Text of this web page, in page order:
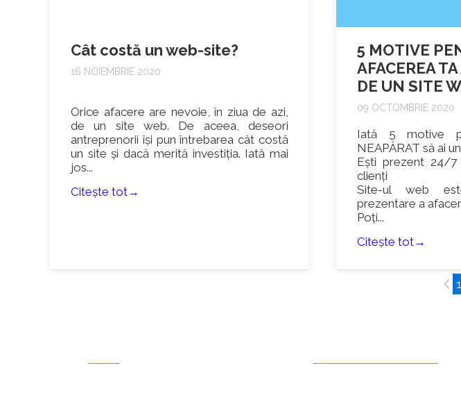
Cât costă un web-site?
16 NOIEMBRIE 2020
Orice afacere are nevoie, în ziua de azi,
de un site web. De aceea, deseori
antreprenorii își pun întrebarea cât costă
un site și dacă merită investiția. Iată mai
jos...
Citește tot→
5 MOTIVE
AFACEREA
DE UN SITE
09 OCTOMBRIE 2020
Iată 5 motive
NEAPĂRAT să ai
Ești prezent 24/7
clienți
Site-ul web
prezentare a
Poți...
Citește tot→
1